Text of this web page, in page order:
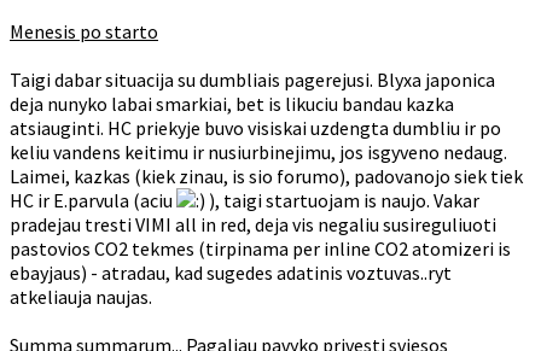
Menesis po starto
Taigi dabar situacija su dumbliais pagerejusi. Blyxa japonica
deja nunyko labai smarkiai, bet is likuciu bandau kazka
atsiauginti. HC priekyje buvo visiskai uzdengta dumbliu ir po
keliu vandens keitimu ir nusiurbinejimu, jos isgyveno nedaug.
Laimei, kazkas (kiek zinau, is sio forumo), padovanojo siek tiek
HC ir E.parvula (aciu
), taigi startuojam is naujo. Vakar
pradejau tresti VIMI all in red, deja vis negaliu susireguliuoti
pastovios CO2 tekmes (tirpinama per inline CO2 atomizeri is
ebayjaus) - atradau, kad sugedes adatinis voztuvas..ryt
atkeliauja naujas.
Summa summarum... Pagaliau pavyko privesti sviesos